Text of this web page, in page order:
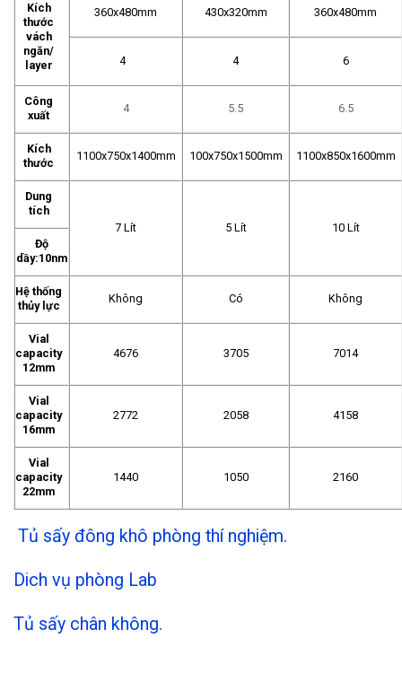
Kích
thước
vách
ngăn/
layer
360x480mm 430x320mm 360x480mm
4 4 6
Công
xuất
4 5.5 6.5
Kích
thước
1100x750x1400mm 100x750x1500mm 1100x850x1600mm
Dung
tích
7 Lít
5 Lít
10 Lít
Độ
dầy:10nm
Hệ thống
thủy lực
Không Có Không
Vial
capacity
12mm
4676 3705 7014
Vial
capacity
16mm
2772 2058 4158
Vial
capacity
22mm
1440 1050 2160
Tủ sấy đông khô phòng thí nghiệm.
Dich vụ phòng Lab
Tủ sấy chân không.